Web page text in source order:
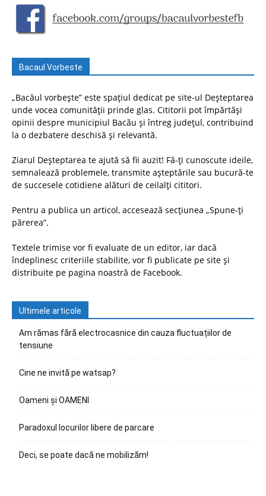
Bacaul Vorbeste
„Bacăul vorbește” este spațiul dedicat pe site-ul Deșteptarea
unde vocea comunității prinde glas. Cititorii pot împărtăși
opinii despre municipiul Bacău și întreg județul, contribuind
la o dezbatere deschisă și relevantă.
Ziarul Deșteptarea te ajută să fii auzit! Fă-ți cunoscute ideile,
semnalează problemele, transmite așteptările sau bucură-te
de succesele cotidiene alături de ceilalți cititori.
Pentru a publica un articol, accesează secțiunea „Spune-ți
părerea”.
Textele trimise vor fi evaluate de un editor, iar dacă
îndeplinesc criteriile stabilite, vor fi publicate pe site și
distribuite pe pagina noastră de Facebook.
Ultimele articole
Am rămas fără electrocasnice din cauza fluctuațiilor de
tensiune
Cine ne invită pe watsap?
Oameni și OAMENI
Paradoxul locurilor libere de parcare
Deci, se poate dacă ne mobilizăm!